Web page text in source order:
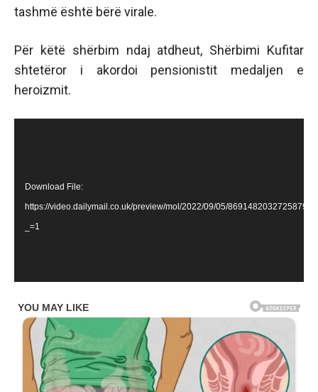
tashmë është bërë virale.
Për këtë shërbim ndaj atdheut, Shërbimi Kufitar
shtetëror i akordoi pensionistit medaljen e
heroizmit.
Download File:
https://video.dailymail.co.uk/preview/mol/2022/09/05/
_=1